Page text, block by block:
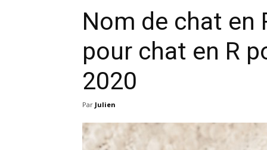
Nom de chat en
pour chat en R
2020
Par Julien